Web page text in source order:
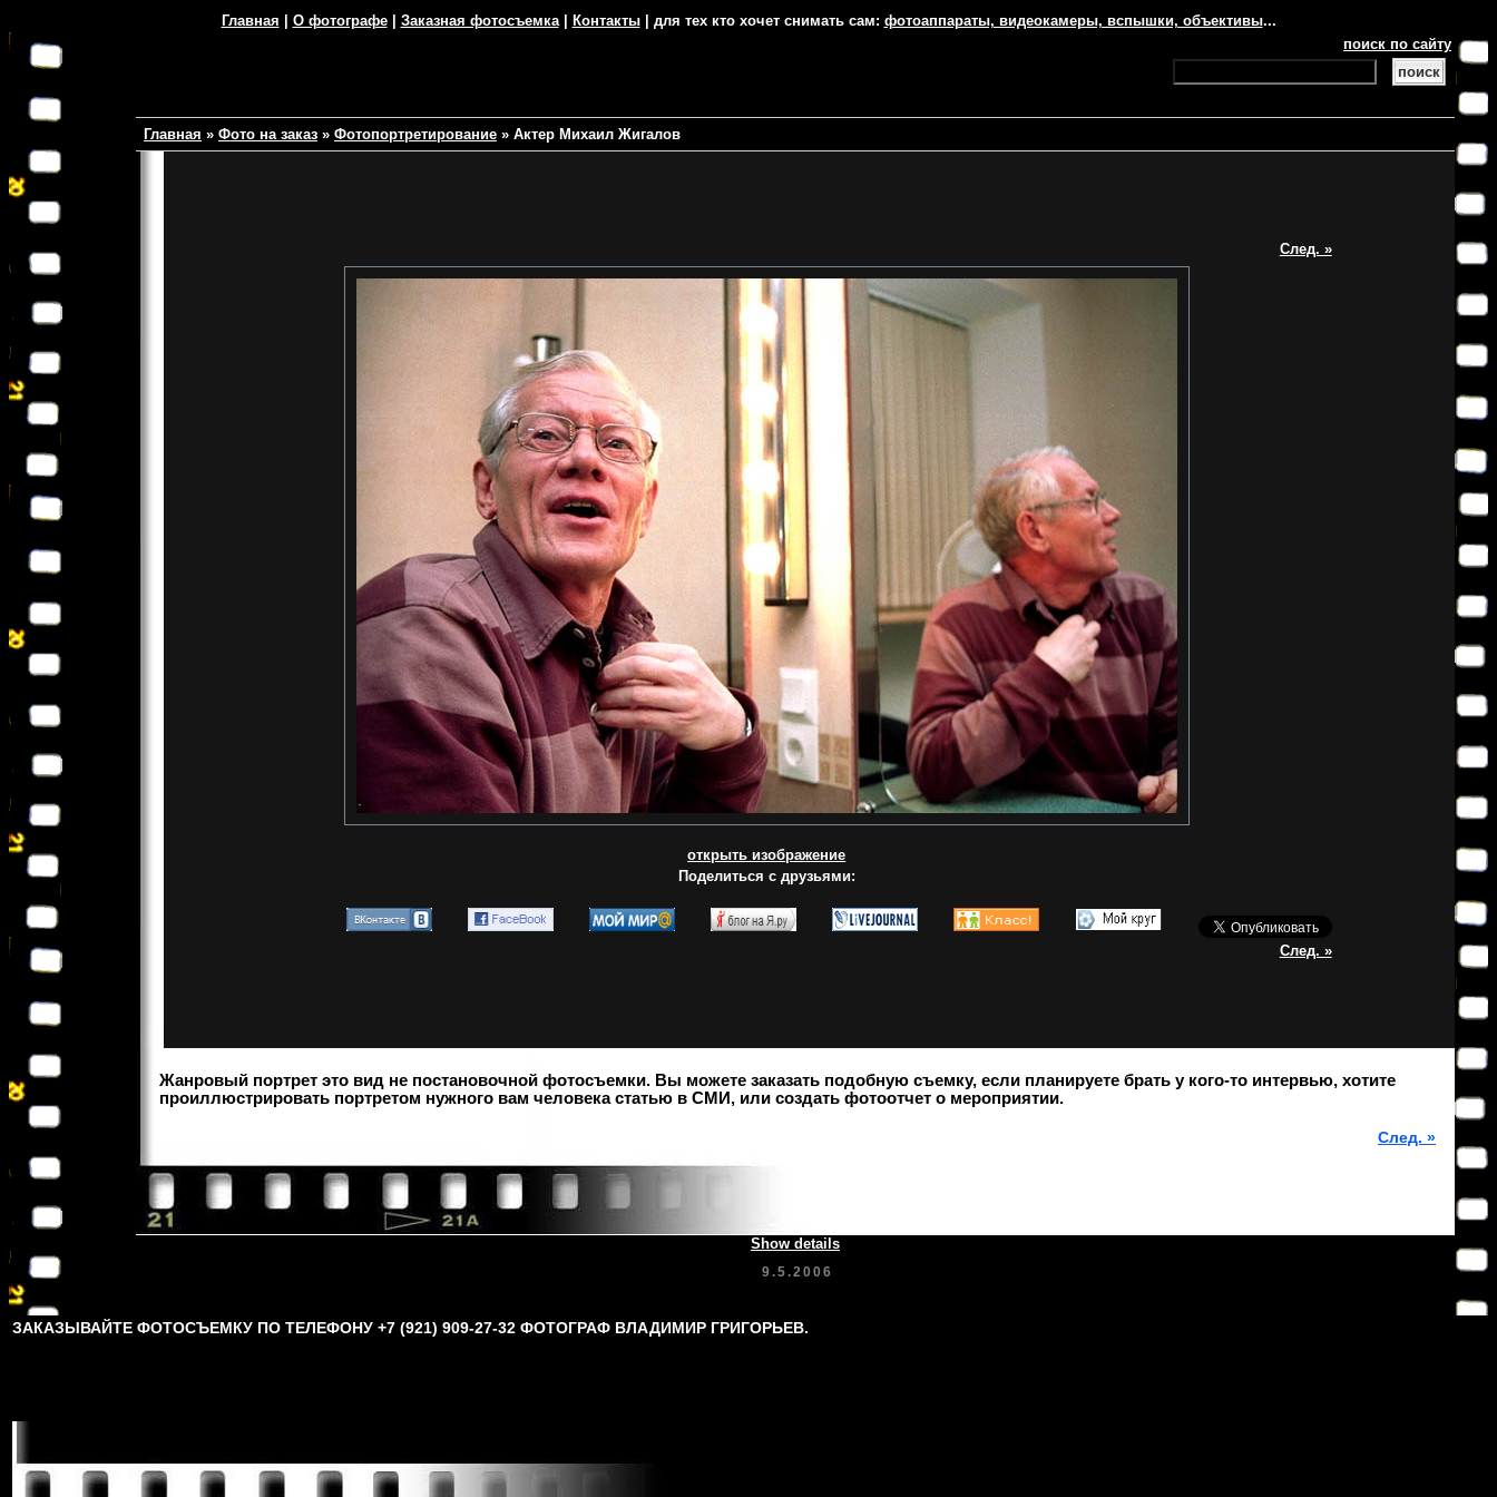
Главная О фотографе| Заказная фотосъемка| Контакты| для тех кто хочет снимать сам: фотоаппараты, видеокамеры, вспышки, объективы...
поиск по сайту
Главная » Фото на заказ » Фотопортретирование » Актер Михаил Жигалов
След. »
открыть изображение
Поделиться с друзьями:
След. »
Жанровый портрет это вид не постановочной фотосъемки. Вы можете заказать подобную съемку, если планируете брать у кого-то интервью, хотите
проиллюстрировать портретом нужного вам человека статью в СМИ, или создать фотоотчет о мероприятии.
След. »
Show details
9.5.2006
ЗАКАЗЫВАЙТЕ ФОТОСЪЕМКУ ПО ТЕЛЕФОНУ +7 (921) 909-27-32 ФОТОГРАФ ВЛАДИМИР ГРИГОРЬЕВ.